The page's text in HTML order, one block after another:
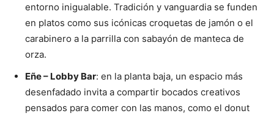
entorno inigualable. Tradición y vanguardia se funden
en platos como sus icónicas croquetas de jamón o el
carabinero a la parrilla con sabayón de manteca de
orza.
Eñe – Lobby Bar: en la planta baja, un espacio más
desenfadado invita a compartir bocados creativos
pensados para comer con las manos, como el donut